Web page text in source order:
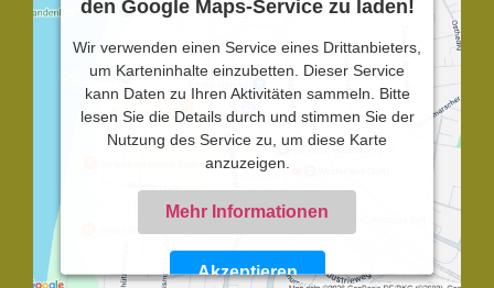
den Google Maps-Service zu laden!
Wir verwenden einen Service eines Drittanbieters,
um Karteninhalte einzubetten. Dieser Service
kann Daten zu Ihren Aktivitäten sammeln. Bitte
lesen Sie die Details durch und stimmen Sie der
Nutzung des Service zu, um diese Karte
anzuzeigen.
Mehr Informationen
Akzeptieren